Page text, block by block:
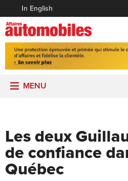
In English
MENU
Les deux
de confiance
Québec